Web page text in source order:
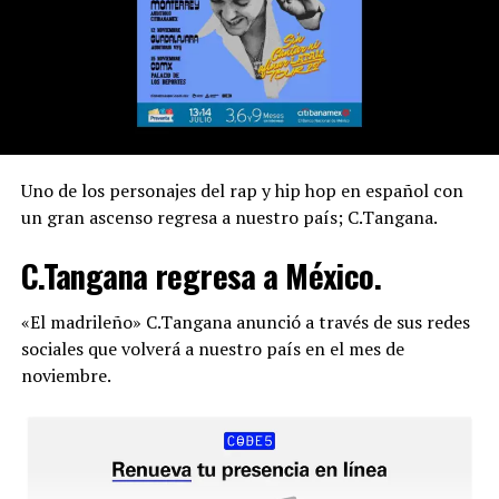
Dónde?
The Black Keys tendrá, hasta ahorita, dos
presentaciones, una en CDMX durante el Corona Capital
2023 y su presentación sera el sábado 18 de noviembre y
tendrán una segunda fecha en Monterrey en el
Showcenter para ser exactos el día 20 de noviembre.
Te puede interesar:
Corona Capital 2023: Arcade Fire,
Pulp, Blur, The Cure y muchos más.
Uno de los personajes del rap y hip hop en español con
un gran ascenso regresa a nuestro país; C.Tangana.
C.Tangana regresa a México.
«El madrileño» C.Tangana anunció a través de sus redes
sociales que volverá a nuestro país en el mes de
noviembre.